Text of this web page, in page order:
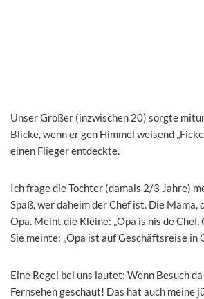
Unser Großer (inzwischen 20) sorgte
Blicke, wenn er gen Himmel weisend
einen Flieger entdeckte.
Ich frage die Tochter (damals 2/3 Jahre)
Spaß, wer daheim der Chef ist. Die Mama,
Opa. Meint die Kleine: „Opa is nis de Chef,
Sie meinte: „Opa ist auf Geschäftsreise in
Eine Regel bei uns lautet: Wenn Besuch
Fernsehen geschaut! Das hat auch meine